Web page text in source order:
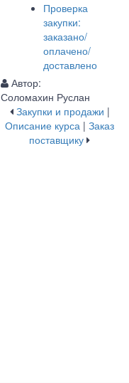
Проверка
закупки:
заказано/
оплачено/
доставлено
Автор:
Соломахин Руслан
Закупки и продажи |
Описание курса | Заказ
поставщику